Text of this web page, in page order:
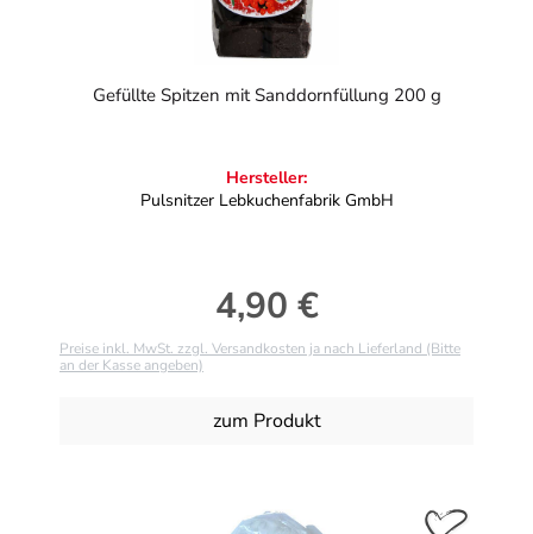
Gefüllte Spitzen mit Sanddornfüllung 200 g
Hersteller:
Pulsnitzer Lebkuchenfabrik GmbH
Regulärer Preis:
4,90 €
Preise inkl. MwSt. zzgl. Versandkosten ja nach Lieferland (Bitte
an der Kasse angeben)
zum Produkt